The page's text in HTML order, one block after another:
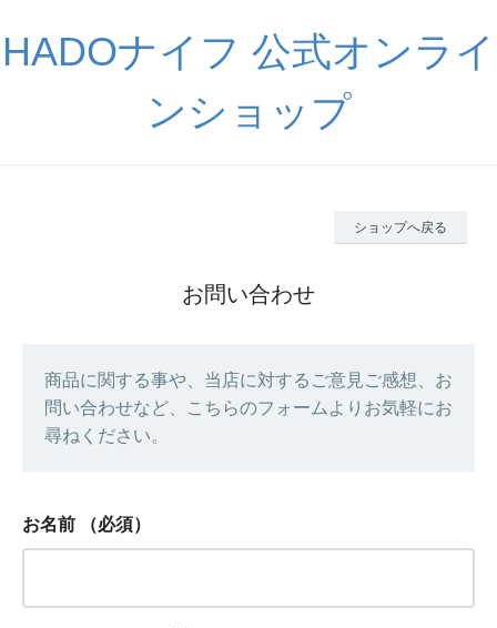
HADOナイフ 公式オンライ
ンショップ
ショップへ戻る
お問い合わせ
商品に関する事や、当店に対するご意見ご感想、お
問い合わせなど、こちらのフォームよりお気軽にお
尋ねください。
お名前 （必須）